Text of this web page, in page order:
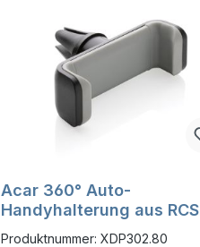
Acar 360° Auto-
Handyhalterung aus RCS
recyceltem Kunststoff
Produktnummer: XDP302.80